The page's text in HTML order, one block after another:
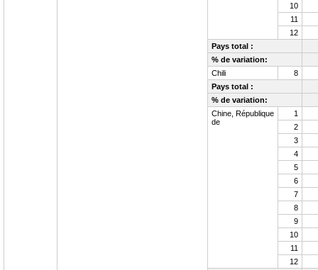
10
11
12
Pays total :
% de variation:
Chili
8
Pays total :
% de variation:
Chine, République
de
1
2
3
4
5
6
7
8
9
10
11
12